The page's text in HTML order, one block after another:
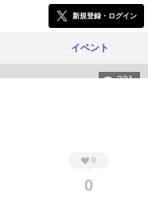
新規登録・ログイン
イベント
331
0
0